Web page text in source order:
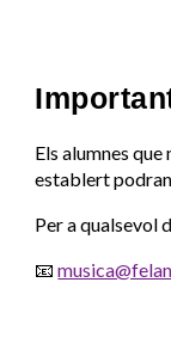
Els alumnes
establert
Per a qualsevol
📧